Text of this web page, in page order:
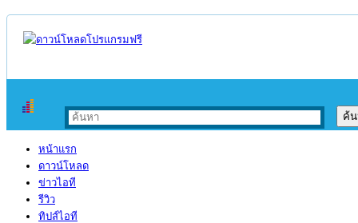
หน้าแรก
ดาวน์โหลด
ข่าวไอที
รีวิว
ทิปส์ไอที